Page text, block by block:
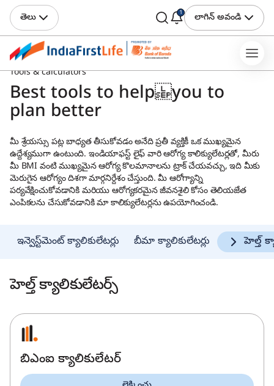
తెలు 1 లాగిన్ అవండి
Tools & calculators
Best tools to help you to
plan better
మీ శ్రేయస్సు పట్ల బాధ్యత తీసుకోవడం అనేది ప్రతీ వ్యక్తికీ ఒక ముఖ్యమైన
ఉద్దేశ్యముగా ఉంటుంది. ఇండియాఫస్ట్ లైఫ్ వారి ఆరోగ్య కాలిక్యులేటర్లతో, మీరు
మీ BMI వంటి ముఖ్యమైన ఆరోగ్య కొలమానాలను ట్రాక్ చేయవచ్చు, ఇది మీకు
మెరుగైన ఆరోగ్యం దిశగా మార్గనిర్దేశం చేస్తుంది. మీ ఆరోగ్యాన్ని
పర్యవేక్షించుకోవడానికి మరియు ఆరోగ్యకరమైన జీవనశైలి కోసం తెలియజేత
ఎంపికలను చేసుకోవడానికి మా కాలిక్యులేటర్లను ఉపయోగించండి.
ఇన్వెస్ట్‌మెంట్ క్యాలికులేటర్లు బీమా క్యాలికులేటర్లు హెల్త్
హెల్త్ క్యాలికులేటర్స్
బిఎంఐ క్యాలికులేటర్